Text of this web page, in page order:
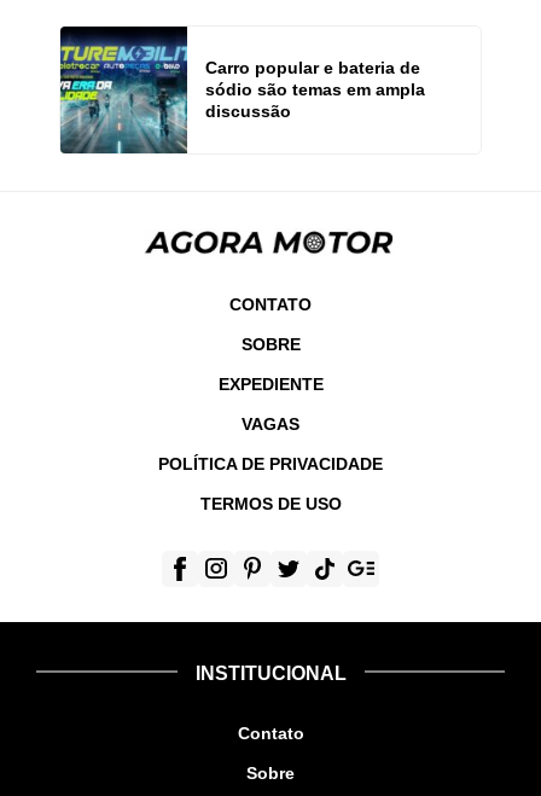
Carro popular e bateria de
sódio são temas em ampla
discussão
CONTATO
SOBRE
EXPEDIENTE
VAGAS
POLÍTICA DE PRIVACIDADE
TERMOS DE USO
INSTITUCIONAL
Contato
Sobre